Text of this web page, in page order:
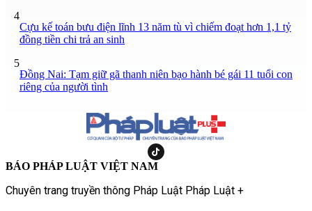
4
Cựu kế toán bưu điện lĩnh 13 năm tù vì chiếm đoạt hơn 1,1 tỷ
đồng tiền chi trả an sinh
5
Đồng Nai: Tạm giữ gã thanh niên bạo hành bé gái 11 tuổi con
riêng của người tình
BÁO PHÁP LUẬT VIỆT NAM
Chuyên trang truyền thông Pháp Luật Pháp Luật +